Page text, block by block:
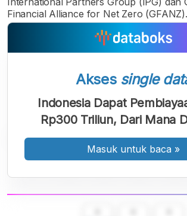
Financial Alliance for Net Zero (GFANZ).
Akses single
Indonesia Dapat
Rp300 Triliun, Dari Mana
Masuk untuk baca »